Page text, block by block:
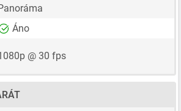
Áno
@ 30 fps